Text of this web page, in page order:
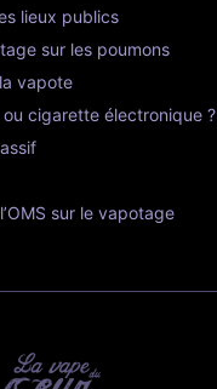
lieux publics
sur les poumons
vapote
cigarette électronique ?
sur le vapotage